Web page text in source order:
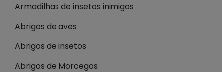
Armadilhas de insetos inimigos
Abrigos de aves
Abrigos de insetos
Abrigos de Morcegos